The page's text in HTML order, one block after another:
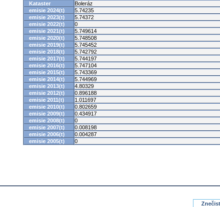
Kataster
Boleráz
emisie 2024(t)
5.74235
emisie 2023(t)
5.74372
emisie 2022(t)
0
emisie 2021(t)
5.749614
emisie 2020(t)
5.748508
emisie 2019(t)
5.745452
emisie 2018(t)
5.742792
emisie 2017(t)
5.744197
emisie 2016(t)
5.747104
emisie 2015(t)
5.743369
emisie 2014(t)
5.744969
emisie 2013(t)
4.80329
emisie 2012(t)
0.896188
emisie 2011(t)
1.011697
emisie 2010(t)
0.802659
emisie 2009(t)
0.434917
emisie 2008(t)
0
emisie 2007(t)
0.008198
emisie 2006(t)
0.004287
emisie 2005(t)
0